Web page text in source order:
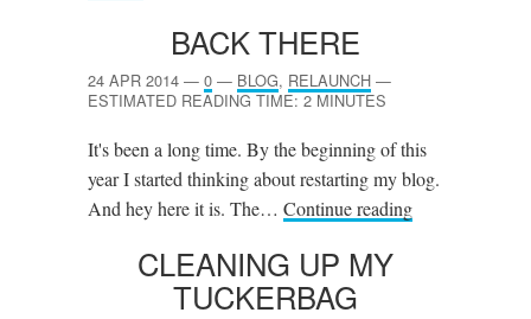
BACK THERE
24 APR 2014 — 0 — BLOG, RELAUNCH —
ESTIMATED READING TIME: 2 MINUTES
It's been a long time. By the beginning of this
year I started thinking about restarting my blog.
And hey here it is. The… Continue reading
CLEANING UP MY
TUCKERBAG